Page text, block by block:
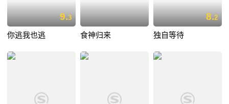
9.3
你逃我也逃 食神归来
8.2
独自等待